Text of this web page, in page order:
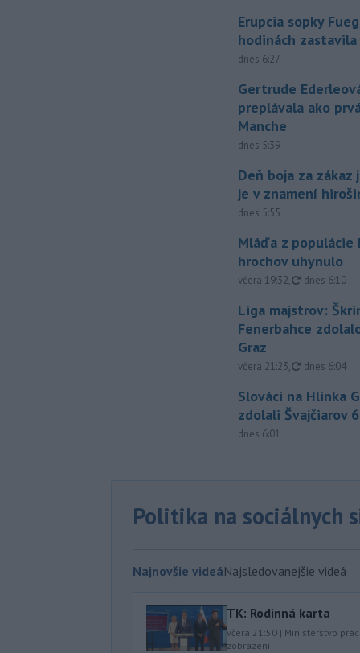
Erupcia sopky
hodinách zastavila
dnes 6:27
Gertrude
preplávala ako
Manche
dnes 5:39
Deň boja za zákaz
je v znamení
dnes 5:55
Mláďa z populácie
hrochov uhynulo
včera 19:32, aktualizované
dnes 6:10
Liga majstrov:
Fenerbahce
Graz
včera 21:23, aktualizované
dnes 6:04
Slováci na Hlinka
zdolali Švajčiarov
dnes 6:01
Politika na sociálnych
Najnovšie videáNajsledovanejšie videá
TK: Rodinná karta
včera 21:50 | Ministerstvo
zobrazení